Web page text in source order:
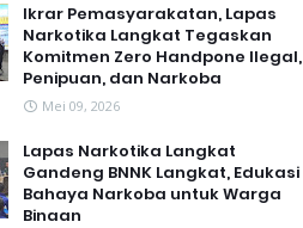
Ikrar Pemasyarakatan, Lapas
Narkotika Langkat Tegaskan
Komitmen Zero Handpone llegal,
Penipuan, dan Narkoba
Mei 09, 2026
Lapas Narkotika Langkat
Gandeng BNNK Langkat, Edukasi
Bahaya Narkoba untuk Warga
Binaan